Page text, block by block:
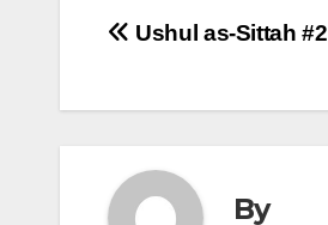
Post
Ushul as-Sittah #2
By